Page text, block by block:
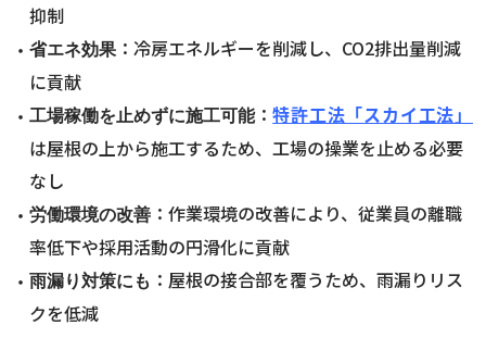
抑制
省エネ効果 ：冷房エネルギーを削減し、CO2排出量削減
に貢献
工場稼働を止めずに施工可能：特許工法「スカイ工法」
は屋根の上から施工するため、工場の操業を止める必要
なし
労働環境の改善 ：作業環境の改善により、従業員の離職
率低下や採用活動の円滑化に貢献
雨漏り対策にも ：屋根の接合部を覆うため、雨漏りリス
クを低減